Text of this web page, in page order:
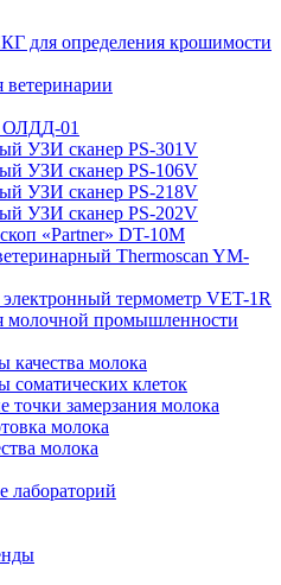
для определения крошимости
ветеринарии
ОЛДД-01
УЗИ сканер PS-301V
УЗИ сканер PS-106V
УЗИ сканер PS-218V
УЗИ сканер PS-202V
«Partner» DT-10M
Thermoscan YM-
термометр VET-1R
молочной промышленности
качества молока
соматических клеток
точки замерзания молока
молока
молока
лабораторий